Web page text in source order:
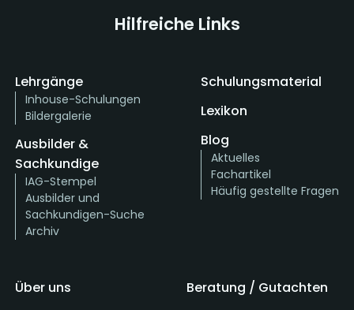
Hilfreiche Links
Lehrgänge
Inhouse-Schulungen
Bildergalerie
Ausbilder &
Sachkundige
IAG-Stempel
Ausbilder und
Sachkundigen-Suche
Archiv
Schulungsmaterial
Lexikon
Blog
Aktuelles
Fachartikel
Häufig gestellte Fragen
Über uns Beratung / Gutachten